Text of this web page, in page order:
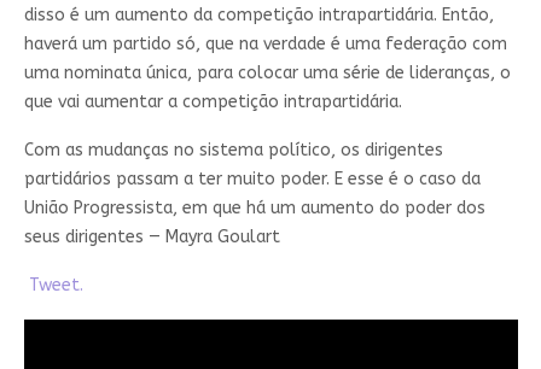
disso é um aumento da competição intrapartidária. Então,
haverá um partido só, que na verdade é uma federação com
uma nominata única, para colocar uma série de lideranças, o
que vai aumentar a competição intrapartidária.
Com as mudanças no sistema político, os dirigentes
partidários passam a ter muito poder. E esse é o caso da
União Progressista, em que há um aumento do poder dos
seus dirigentes — Mayra Goulart
Tweet.